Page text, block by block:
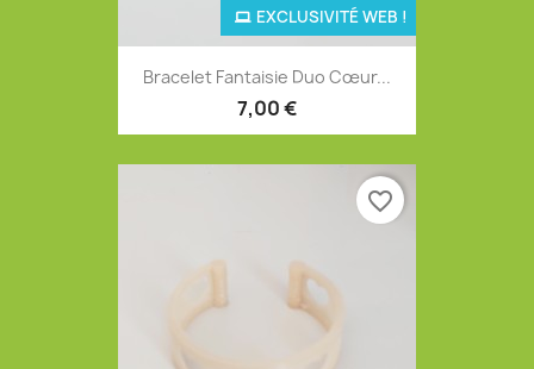
Bracelet Fantaisie Duo Cœur...
7,00 €
EXCLUSIVITÉ WEB !
favorite_border